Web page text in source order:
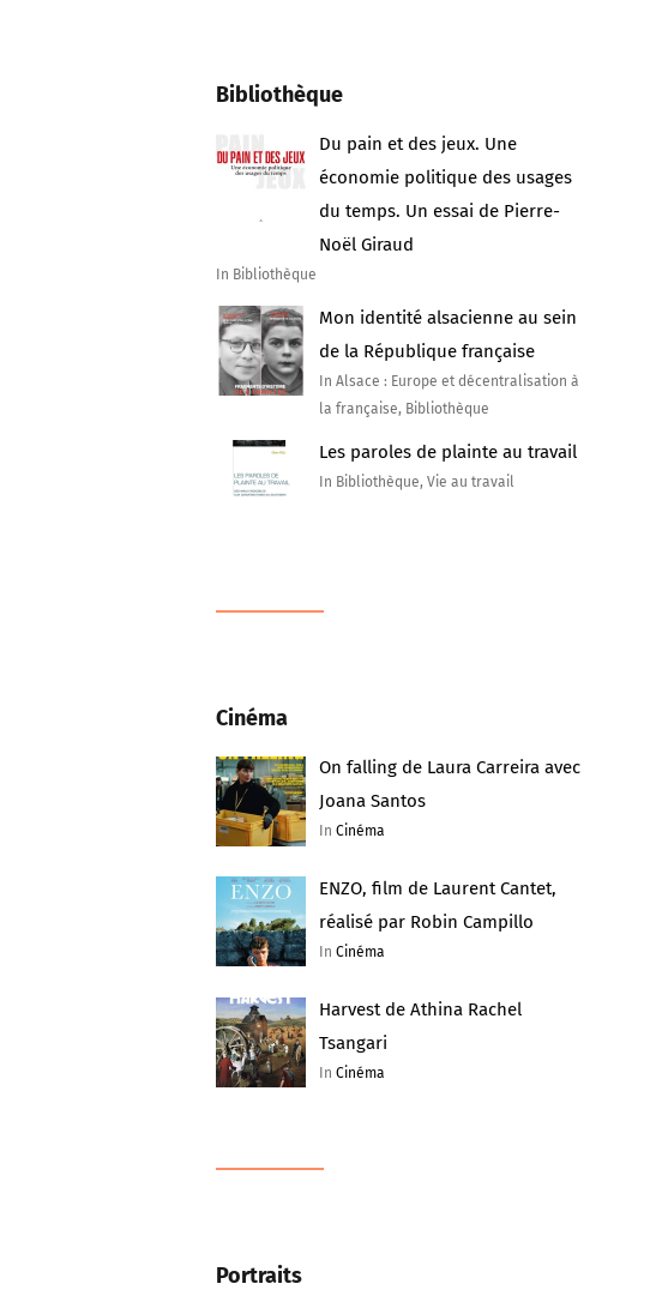
Bibliothèque
Du pain et des jeux. Une
économie politique des usages
du temps. Un essai de Pierre-
Noël Giraud
In Bibliothèque
Mon identité alsacienne au sein
de la République française
In Alsace : Europe et décentralisation à
la française, Bibliothèque
Les paroles de plainte au travail
In Bibliothèque, Vie au travail
Cinéma
On falling de Laura Carreira avec
Joana Santos
InCinéma
ENZO, film de Laurent Cantet,
réalisé par Robin Campillo
InCinéma
Harvest de Athina Rachel
Tsangari
InCinéma
Portraits